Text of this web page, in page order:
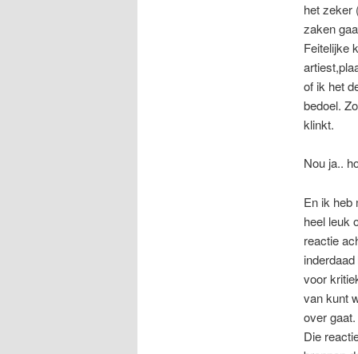
het zeker
zaken
Feitelijke
of ik het
bedoel.
klinkt.
Nou ja..
En ik heb
heel leuk
reactie
voor
van kunt
over gaat.
Die